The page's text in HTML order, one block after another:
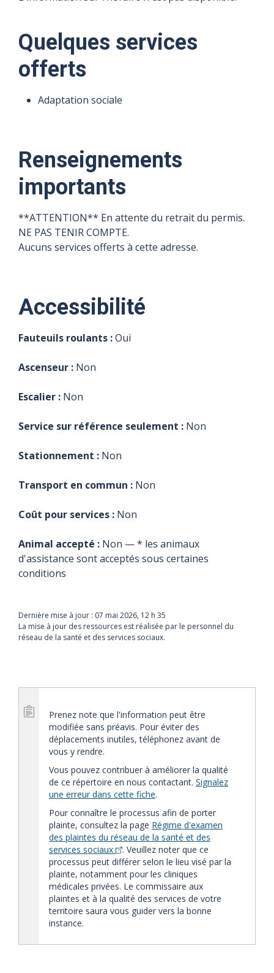
Quelques services
offerts
Adaptation sociale
Renseignements
importants
**ATTENTION** En attente du retrait du permis.
NE PAS TENIR COMPTE.
Aucuns services offerts à cette adresse.
Accessibilité
Fauteuils roulants :Oui
Ascenseur : Non
Escalier : Non
Service sur référence seulement : Non
Stationnement : Non
Transport en commun : Non
Coût pour services : Non
Animal accepté : Non — * les animaux
d'assistance sont acceptés sous certaines
conditions
Dernière mise à jour : 07 mai 2026, 12 h 35
La mise à jour des ressources est réalisée par le personnel du
réseau de la santé et des services sociaux.
Prenez note que l'information peut être
modifiée sans préavis. Pour éviter des
déplacements inutiles, téléphonez avant de
vous y rendre.
Vous pouvez contribuer à améliorer la qualité
de ce répertoire en nous contactant. Signalez
une erreur dans cette fiche.
Pour connaître le processus afin de porter
plainte, consultez la page Régime d'examen
des plaintes du réseau de la santé et des
services sociaux
. Veuillez noter que ce
processus peut différer selon le lieu visé par la
plainte, notamment pour les cliniques
médicales privées. Le commissaire aux
plaintes et à la qualité des services de votre
territoire saura vous guider vers la bonne
instance.